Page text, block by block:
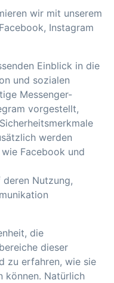
wir mit unserem
Instagram
Einblick in die
und sozialen
Messenger-
vorgestellt,
werden
Facebook und
Nutzung,
die
dieser
zu erfahren, wie sie
können. Natürlich